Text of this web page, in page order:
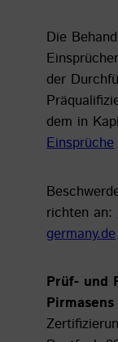
Die
der
dem in
Einsprüche
richten an:
germany.de
Prüf- und
Pirmasens